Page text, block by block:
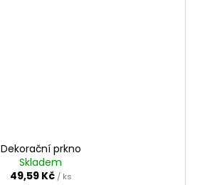
Dekorační prkno
Skladem
49,59 Kč / ks